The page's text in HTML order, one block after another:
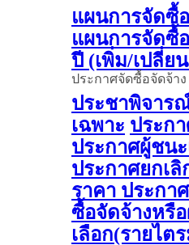
แผนการจัดซื้
แผนการจัดซื้
ปี (เพิ่ม/เปลี่ย
ประกาศจัดซื้อจัดจ้าง
ประชาพิจา
เฉพาะ ประก
ประกาศผู้ชน
ประกาศยกเ
ราคา ประกา
ซื้อจัดจ้างหรื
เลือก(รายไต